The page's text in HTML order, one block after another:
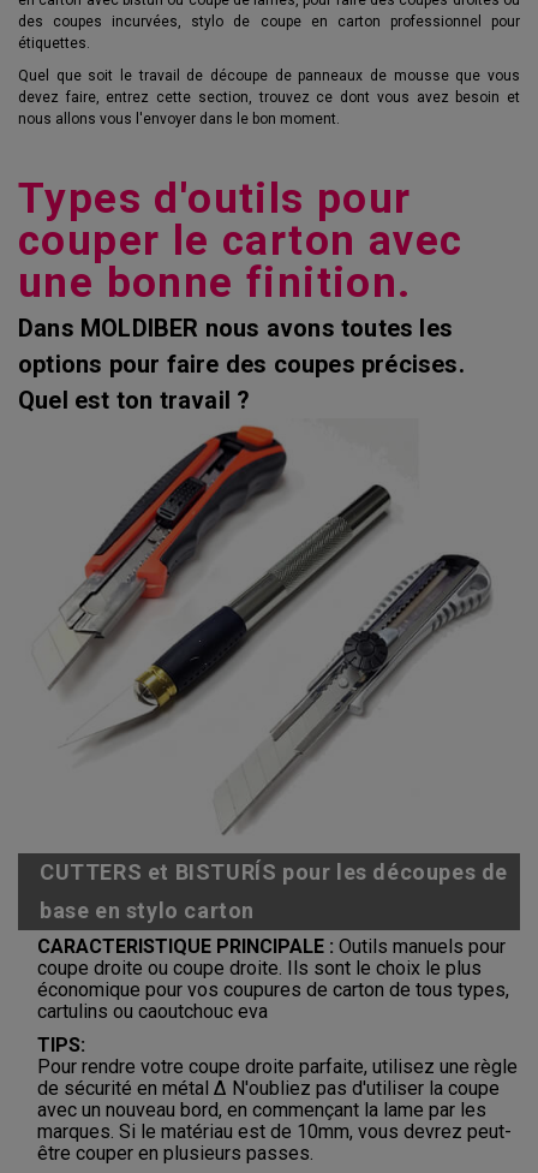
des coupes incurvées, stylo de coupe en carton professionnel pour
étiquettes.
Quel que soit le travail de découpe de panneaux de mousse que vous
devez faire, entrez cette section, trouvez ce dont vous avez besoin et
nous allons vous l'envoyer dans le bon moment.
Types d'outils pour
couper le carton avec
une bonne finition.
Dans MOLDIBER nous avons toutes les
options pour faire des coupes précises.
Quel est ton travail ?
CUTTERS et BISTURÍS pour les découpes de
base en stylo carton
CARACTERISTIQUE PRINCIPALE : Outils manuels pour
coupe droite ou coupe droite. Ils sont le choix le plus
économique pour vos coupures de carton de tous types,
cartulins ou caoutchouc eva
TIPS:
Pour rendre votre coupe droite parfaite, utilisez une règle
de sécurité en métal Δ N'oubliez pas d'utiliser la coupe
avec un nouveau bord, en commençant la lame par les
marques. Si le matériau est de 10mm, vous devrez peut-
être couper en plusieurs passes.